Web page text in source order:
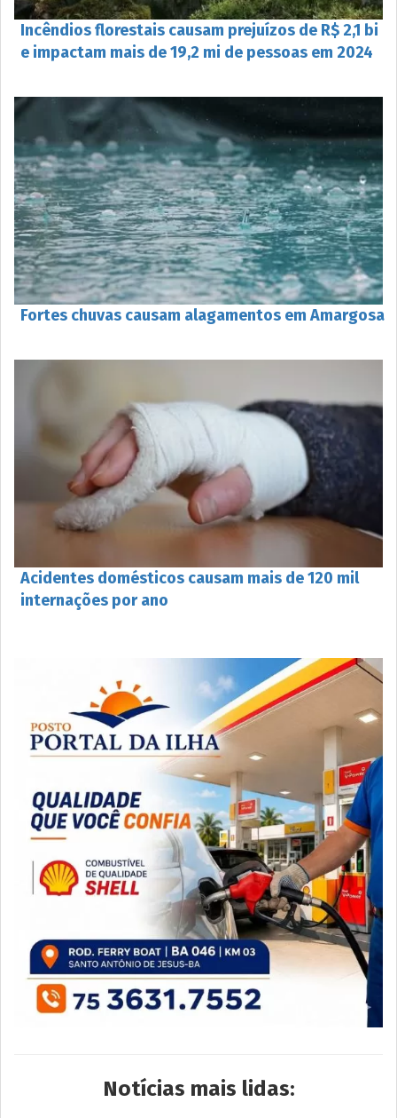
Incêndios florestais causam prejuízos de R$ 2,1 bi
e impactam mais de 19,2 mi de pessoas em 2024
Fortes chuvas causam alagamentos em Amargosa
Acidentes domésticos causam mais de 120 mil
internações por ano
Notícias mais lidas: